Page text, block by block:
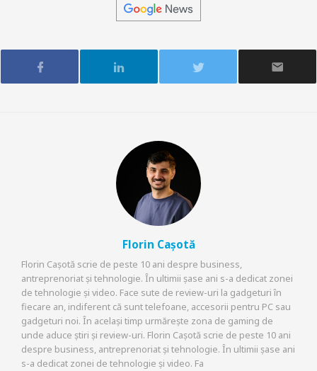
Florin Cașotă
Florin Cașotă scrie de peste 10 ani despre business,
antreprenoriat și tehnologie. În ultimii șase ani s-a dedicat zonei
de tehnologie și video. Face sute de review-uri la gadgeturi în
fiecare an, indiferent că sunt telefoane, accesorii pentru PC sau
gadgeturi noi. În același timp urmărește zona de gaming de
unde aduce știri și review-uri. Florin Cașotă scrie de peste 10 ani
despre business, antreprenoriat și tehnologie. În ultimii șase ani
s-a dedicat zonei de tehnologie și video. Fa